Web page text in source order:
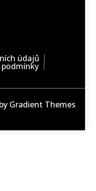
údajů
Gradient Themes